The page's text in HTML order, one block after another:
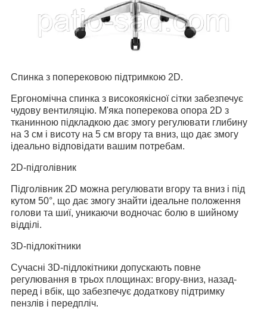
Спинка з поперековою підтримкою 2D.
Ергономічна спинка з високоякісної сітки забезпечує
чудову вентиляцію. М'яка поперекова опора 2D з
тканинною підкладкою дає змогу регулювати глибину
на 3 см і висоту на 5 см вгору та вниз, що дає змогу
ідеально відповідати вашим потребам.
2D-підголівник
Підголівник 2D можна регулювати вгору та вниз і під
кутом 50°, що дає змогу знайти ідеальне положення
голови та шиї, уникаючи водночас болю в шийному
відділі.
3D-підлокітники
Сучасні 3D-підлокітники допускають повне
регулювання в трьох площинах: вгору-вниз, назад-
перед і вбік, що забезпечує додаткову підтримку
пензлів і передпліч.